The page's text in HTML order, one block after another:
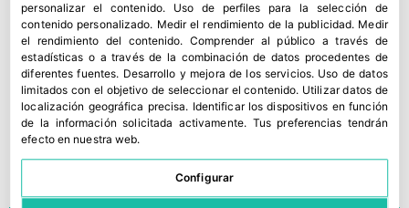
Aneberries continúa
trabajando para ofrecer las
Berrries de Méjico a los
consumidores
personalizar el contenido. Uso de perfiles para la selección de
contenido personalizado. Medir el rendimiento de la publicidad. Medir
el rendimiento del contenido.Comprender al público a través de
estadísticas o a través de la combinación de datos procedentes de
diferentes fuentes. Desarrollo y mejora de los servicios. Uso de datos
limitados con el objetivo de seleccionar el contenido. Utilizar datos de
localización geográfica precisa. Identificar los dispositivos en función
de la información solicitada activamente. Tus preferencias tendrán
efecto en nuestra web.
Configurar